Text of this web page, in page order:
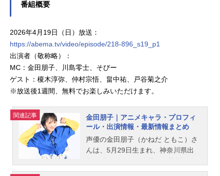
番組概要
2026年4月19日（日）放送：
https://abema.tv/video/episode/218-896_s19_p1
出演者（敬称略）：
MC：金田朋子、川島零士、そびー
ゲスト：榎木淳弥、仲村宗悟、畠中祐、戸谷菊之介
※放送後1週間、無料でお楽しみいただけます。
関連記事
金田朋子｜アニメキャラ・プロフィ
ール・出演情報・最新情報まとめ
声優の金田朋子（かねだ ともこ）さ
んは、5月29日生まれ、神奈川県出
役をはじめ、『おしりかじり虫』の